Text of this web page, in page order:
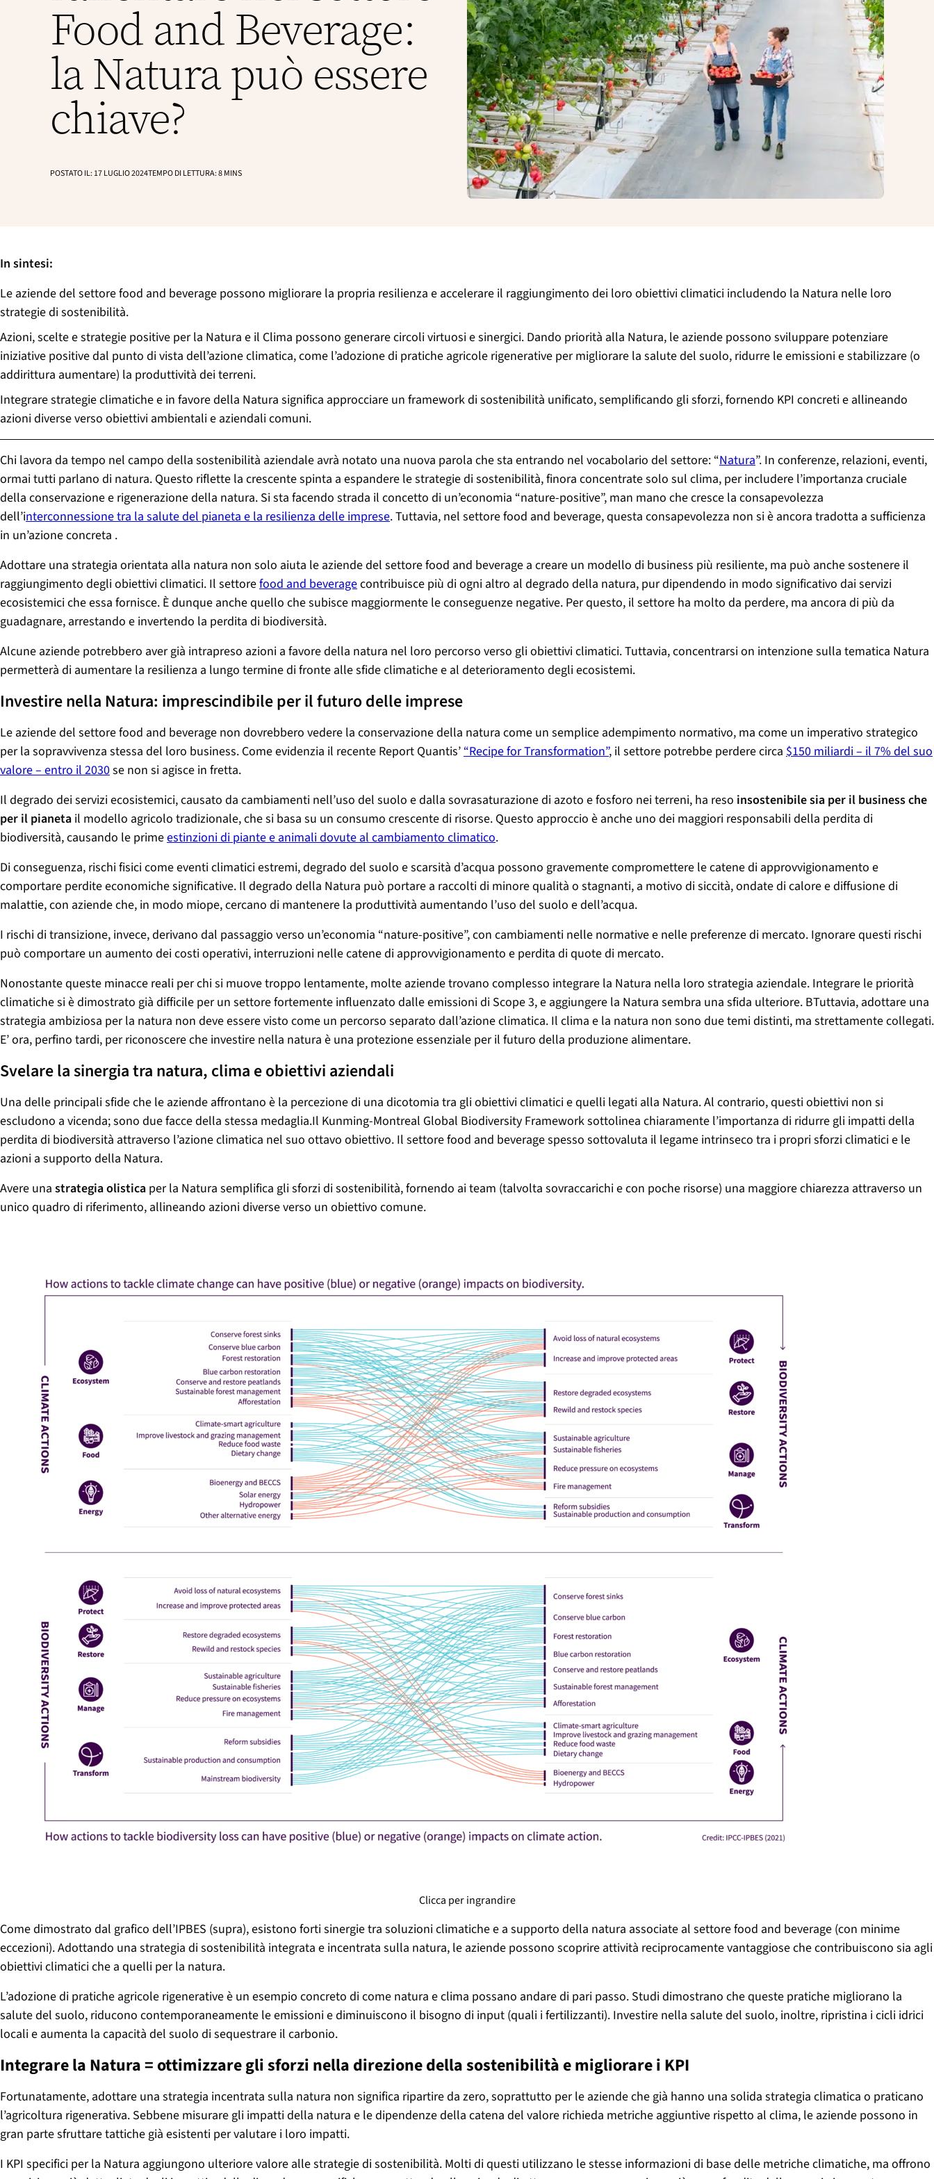
c
p
a
e
e
Food and Beverage:
la Natura può essere
chiave?
POSTATO IL:17 LUGLIO 2024TEMPO DI LETTURA:8MINS
In sintesi:
Le aziende del settore food and beverage possono migliorare la propria resilienza e accelerare il raggiungimento dei loro obiettivi climatici includendo la Natura nelle loro
strategie di sostenibilità.
Azioni, scelte e strategie positive per la Natura e il Clima possono generare circoli virtuosi e sinergici. Dando priorità alla Natura, le aziende possono sviluppare potenziare
iniziative positive dal punto di vista dell’azione climatica, come l’adozione di pratiche agricole rigenerative per migliorare la salute del suolo, ridurre le emissioni e stabilizzare (o
addirittura aumentare) la produttività dei terreni.
Integrare strategie climatiche e in favore della Natura significa approcciare un framework di sostenibilità unificato, semplificando gli sforzi, fornendo KPI concreti e allineando
azioni diverse verso obiettivi ambientali e aziendali comuni.
Chi lavora da tempo nel campo della sostenibilità aziendale avrà notato una nuova parola che sta entrando nel vocabolario del settore: “Natura”. In conferenze, relazioni, eventi,
ormai tutti parlano di natura. Questo riflette la crescente spinta a espandere le strategie di sostenibilità, finora concentrate solo sul clima, per includere l’importanza cruciale
della conservazione e rigenerazione della natura. Si sta facendo strada il concetto di un’economia “nature-positive”, man mano che cresce la consapevolezza
dell’interconnessione tra la salute del pianeta e la resilienza delle imprese. Tuttavia, nel settore food and beverage, questa consapevolezza non si è ancora tradotta a sufficienza
in un’azione concreta .
Adottare una strategia orientata alla natura non solo aiuta le aziende del settore food and beverage a creare un modello di business più resiliente, ma può anche sostenere il
raggiungimento degli obiettivi climatici. Il settorefood and beveragecontribuisce più di ogni altro al degrado della natura, pur dipendendo in modo significativo dai servizi
ecosistemici che essa fornisce. È dunque anche quello che subisce maggiormente le conseguenze negative. Per questo, il settore ha molto da perdere, ma ancora di più da
guadagnare, arrestando e invertendo la perdita di biodiversità.
Alcune aziende potrebbero aver già intrapreso azioni a favore della natura nel loro percorso verso gli obiettivi climatici. Tuttavia, concentrarsi on intenzione sulla tematica Natura
permetterà di aumentare la resilienza a lungo termine di fronte alle sfide climatiche e al deterioramento degli ecosistemi.
Investire nella Natura: imprescindibile per il futuro delle imprese
Le aziende del settore food and beverage non dovrebbero vedere la conservazione della natura come un semplice adempimento normativo, ma come un imperativo strategico
per la sopravvivenza stessa del loro business. Come evidenzia il recente Report Quantis’“Recipe for Transformation”, il settore potrebbe perdere circa $150 miliardi – il 7% del suo
valore – entro il 2030se non si agisce in fretta.
Il degrado dei servizi ecosistemici, causato da cambiamenti nell’uso del suolo e dalla sovrasaturazione di azoto e fosforo nei terreni, ha reso insostenibile sia per il business che
per il pianeta il modello agricolo tradizionale, che si basa su un consumo crescente di risorse. Questo approccio è anche uno dei maggiori responsabili della perdita di
biodiversità, causando le primeestinzioni di piante e animali dovute al cambiamento climatico.
Di conseguenza, rischi fisici come eventi climatici estremi, degrado del suolo e scarsità d’acqua possono gravemente compromettere le catene di approvvigionamento e
comportare perdite economiche significative. Il degrado della Natura può portare a raccolti di minore qualità o stagnanti, a motivo di siccità, ondate di calore e diffusione di
malattie, con aziende che, in modo miope, cercano di mantenere la produttività aumentando l’uso del suolo e dell’acqua.
I rischi di transizione, invece, derivano dal passaggio verso un’economia “nature-positive”, con cambiamenti nelle normative e nelle preferenze di mercato. Ignorare questi rischi
può comportare un aumento dei costi operativi, interruzioni nelle catene di approvvigionamento e perdita di quote di mercato.
Nonostante queste minacce reali per chi si muove troppo lentamente, molte aziende trovano complesso integrare la Natura nella loro strategia aziendale. Integrare le priorità
climatiche si è dimostrato già difficile per un settore fortemente influenzato dalle emissioni di Scope 3, e aggiungere la Natura sembra una sfida ulteriore. BTuttavia, adottare una
strategia ambiziosa per la natura non deve essere visto come un percorso separato dall’azione climatica. Il clima e la natura non sono due temi distinti, ma strettamente collegati.
E’ ora, perfino tardi, per riconoscere che investire nella natura è una protezione essenziale per il futuro della produzione alimentare.
Svelare la sinergia tra natura, clima e obiettivi aziendali
Una delle principali sfide che le aziende affrontano è la percezione di una dicotomia tra gli obiettivi climatici e quelli legati alla Natura. Al contrario, questi obiettivi non si
escludono a vicenda; sono due facce della stessa medaglia.Il Kunming-Montreal Global Biodiversity Framework sottolinea chiaramente l’importanza di ridurre gli impatti della
perdita di biodiversità attraverso l’azione climatica nel suo ottavo obiettivo. Il settore food and beverage spesso sottovaluta il legame intrinseco tra i propri sforzi climatici e le
azioni a supporto della Natura.
Avere una strategia olistica per la Natura semplifica gli sforzi di sostenibilità, fornendo ai team (talvolta sovraccarichi e con poche risorse) una maggiore chiarezza attraverso un
unico quadro di riferimento, allineando azioni diverse verso un obiettivo comune.
Clicca per ingrandire
Come dimostrato dal grafico dell’IPBES (supra), esistono forti sinergie tra soluzioni climatiche e a supporto della natura associate al settore food and beverage (con minime
eccezioni). Adottando una strategia di sostenibilità integrata e incentrata sulla natura, le aziende possono scoprire attività reciprocamente vantaggiose che contribuiscono sia agli
obiettivi climatici che a quelli per la natura.
L’adozione di pratiche agricole rigenerative è un esempio concreto di come natura e clima possano andare di pari passo. Studi dimostrano che queste pratiche migliorano la
salute del suolo, riducono contemporaneamente le emissioni e diminuiscono il bisogno di input (quali i fertilizzanti). Investire nella salute del suolo, inoltre, ripristina i cicli idrici
locali e aumenta la capacità del suolo di sequestrare il carbonio.
Integrare la Natura = ottimizzare gli sforzi nella direzione della sostenibilità e migliorare i KPI
Fortunatamente, adottare una strategia incentrata sulla natura non significa ripartire da zero, soprattutto per le aziende che già hanno una solida strategia climatica o praticano
l’agricoltura rigenerativa. Sebbene misurare gli impatti della natura e le dipendenze della catena del valore richieda metriche aggiuntive rispetto al clima, le aziende possono in
gran parte sfruttare tattiche già esistenti per valutare i loro impatti.
I KPI specifici per la Natura aggiungono ulteriore valore alle strategie di sostenibilità. Molti di questi utilizzano le stesse informazioni di base delle metriche climatiche, ma offrono